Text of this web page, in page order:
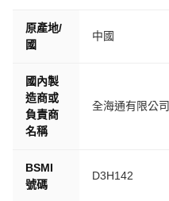
原產地/
國
中國
國內製
造商或
負責商
名稱
全海通有限公司
BSMI
號碼
D3H142